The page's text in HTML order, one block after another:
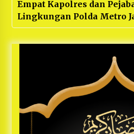
Empat Kapolres dan
Lingkungan Polda Metro